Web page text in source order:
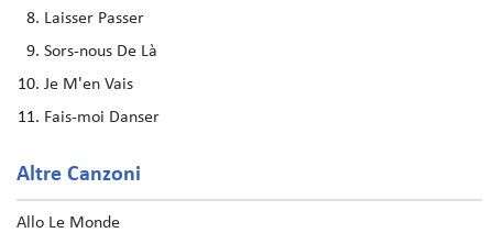
Laisser Passer
Sors-nous De Là
Je M'en Vais
Fais-moi Danser
Altre Canzoni
Allo Le Monde